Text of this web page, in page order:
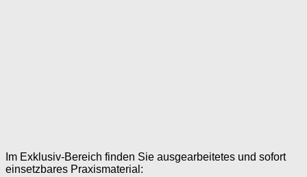
Im Exklusiv-Bereich finden Sie ausgearbeitetes und sofort
einsetzbares Praxismaterial: